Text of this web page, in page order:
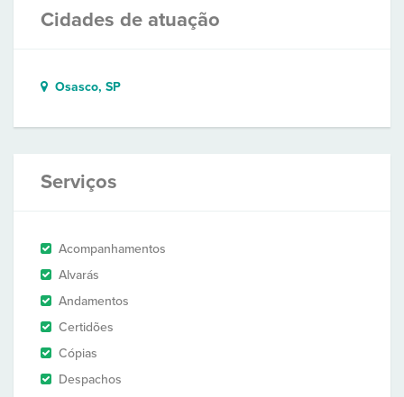
Cidades de atuação
Osasco, SP
Serviços
Acompanhamentos
Alvarás
Andamentos
Certidões
Cópias
Despachos